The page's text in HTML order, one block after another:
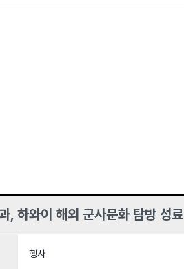
, 하와이 해외 군사문화 탐방 성료
행사